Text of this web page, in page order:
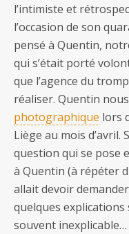
l’intimiste et
l’occasion de son
pensé à Quentin,
qui s’était porté
que l’agence du
réaliser. Quentin
photographique lors
Liège au mois d’avril.
question qui se pose
à Quentin (à répéter
allait devoir
quelques explications
souvent